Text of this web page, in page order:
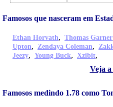
Famosos que nasceram em
Ethan Horvath, Thomas Garner
Upton, Zendaya Coleman,
Jeezy, Young Buck, Xzibit,
Veja a
Famosos medindo 1.78 como